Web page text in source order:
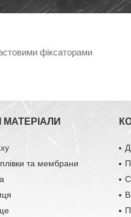
фіксаторами
МАТЕРІАЛИ
плівки та мембрани